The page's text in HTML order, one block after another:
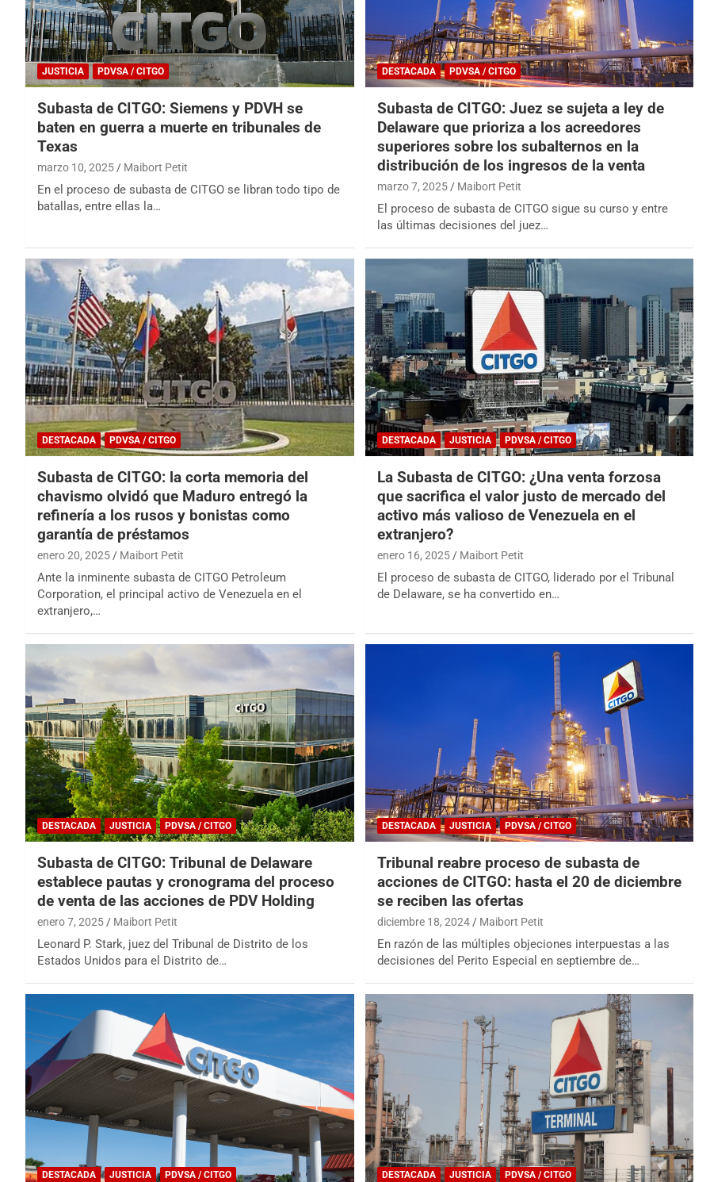
JUSTICIA PDVSA / CITGO
Subasta de CITGO: Siemens y PDVH se
baten en guerra a muerte en tribunales de
Texas
marzo 10, 2025 Maibort Petit
En el proceso de subasta de CITGO se libran todo tipo de
batallas, entre ellas la…
DESTACADA PDVSA / CITGO
Subasta de CITGO: Juez se sujeta a ley de
Delaware que prioriza a los acreedores
superiores sobre los subalternos en la
distribución de los ingresos de la venta
marzo 7, 2025 Maibort Petit
El proceso de subasta de CITGO sigue su curso y entre
las últimas decisiones del juez…
DESTACADA PDVSA / CITGO
Subasta de CITGO: la corta memoria del
chavismo olvidó que Maduro entregó la
refinería a los rusos y bonistas como
garantía de préstamos
enero 20, 2025 Maibort Petit
Ante la inminente subasta de CITGO Petroleum
Corporation, el principal activo de Venezuela en el
extranjero,…
DESTACADA JUSTICIA PDVSA / CITGO
La Subasta de CITGO: ¿Una venta forzosa
que sacrifica el valor justo de mercado del
activo más valioso de Venezuela en el
extranjero?
enero 16, 2025 Maibort Petit
El proceso de subasta de CITGO, liderado por el Tribunal
de Delaware, se ha convertido en…
DESTACADA JUSTICIA PDVSA / CITGO
Subasta de CITGO: Tribunal de Delaware
establece pautas y cronograma del proceso
de venta de las acciones de PDV Holding
enero 7, 2025 Maibort Petit
Leonard P. Stark, juez del Tribunal de Distrito de los
Estados Unidos para el Distrito de…
DESTACADA JUSTICIA PDVSA / CITGO
Tribunal reabre proceso de subasta de
acciones de CITGO: hasta el 20 de diciembre
se reciben las ofertas
diciembre 18, 2024 Maibort Petit
En razón de las múltiples objeciones interpuestas a las
decisiones del Perito Especial en septiembre de…
DESTACADA JUSTICIA PDVSA / CITGO DESTACADA JUSTICIA PDVSA / CITGO